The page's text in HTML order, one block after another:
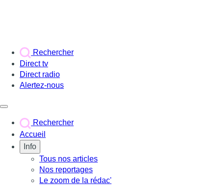
Rechercher
Direct tv
Direct radio
Alertez-nous
Rechercher
Accueil
Info
Tous nos articles
Nos reportages
Le zoom de la rédac'